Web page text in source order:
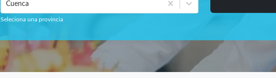
Cuenca
Seleciona una provincia